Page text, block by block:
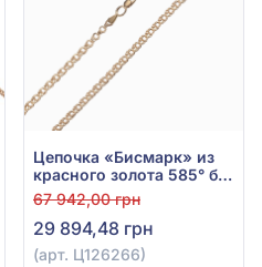
Цепочка «Бисмарк» из
красного золота 585° без
вставки, арт. Ц126266
67 942,00 грн
29 894,48 грн
(арт. Ц126266)